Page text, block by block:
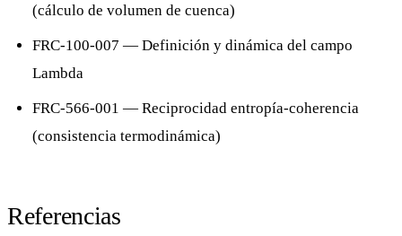
(cálculo de volumen de cuenca)
FRC-100-007 — Definición y dinámica del campo
Lambda
FRC-566-001 — Reciprocidad entropía-coherencia
(consistencia termodinámica)
Referencias